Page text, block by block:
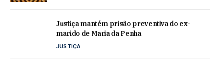
Justiça mantém prisão preventiva do ex-
marido de Maria da Penha
JUSTIÇA